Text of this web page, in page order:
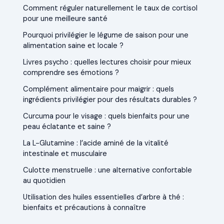
Comment réguler naturellement le taux de cortisol
pour une meilleure santé
Pourquoi privilégier le légume de saison pour une
alimentation saine et locale ?
Livres psycho : quelles lectures choisir pour mieux
comprendre ses émotions ?
Complément alimentaire pour maigrir : quels
ingrédients privilégier pour des résultats durables ?
Curcuma pour le visage : quels bienfaits pour une
peau éclatante et saine ?
La L-Glutamine : l’acide aminé de la vitalité
intestinale et musculaire
Culotte menstruelle : une alternative confortable
au quotidien
Utilisation des huiles essentielles d’arbre à thé :
bienfaits et précautions à connaître